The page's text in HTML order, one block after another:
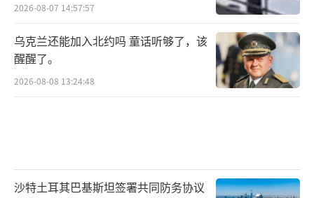
2026-08-07 14:57:57
乌克兰还能加入北约吗 童话听够了，该
醒醒了。
2026-08-08 13:24:48
沙特土耳其巴基斯坦签署共同防务协议